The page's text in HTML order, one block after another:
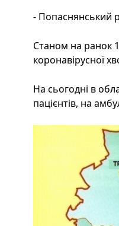
- Попаснянський
Станом на ранок
коронавірусної
На сьогодні в
пацієнтів, на